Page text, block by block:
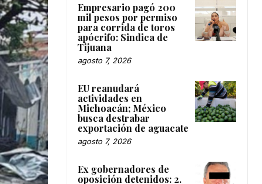
Empresario pagó 200
mil pesos por permiso
para corrida de toros
apócrifo: Sindica de
Tijuana
agosto 7, 2026
EU reanudará
actividades en
Michoacán; México
busca destrabar
exportación de aguacate
agosto 7, 2026
Ex gobernadores de
oposición detenidos: 2.